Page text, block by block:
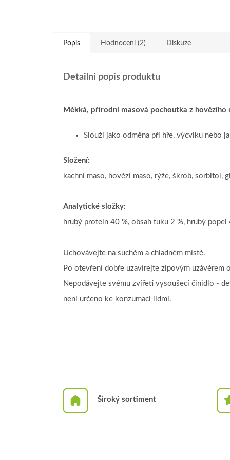
Popis Hodnocení (2) Diskuze
Detailní popis produktu
Měkká, přírodní masová pochoutka z
Slouží jako odměna při hře, výcviku nebo
Složení:
kachní maso, hovězí maso, rýže, škrob, sorbitol,
Analytické složky:
hrubý protein 40 %, obsah tuku 2 %, hrubý
Uchovávejte na suchém a chladném místě.
Po otevření dobře uzavírejte zipovým uzávěrem
Nepodávejte svému zvířeti vysoušecí činidlo -
není určeno ke konzumaci lidmi.
Široký sortiment